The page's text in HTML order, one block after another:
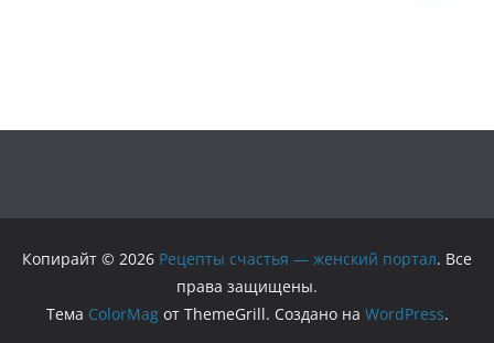
Копирайт © 2026 Рецепты счастья — женский портал. Все
права защищены.
Тема ColorMagот ThemeGrill. Создано на WordPress.